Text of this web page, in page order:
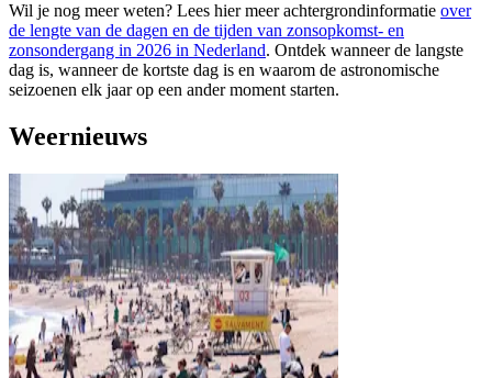
Wil je nog meer weten? Lees hier meer achtergrondinformatie over
de lengte van de dagen en de tijden van zonsopkomst- en
zonsondergang in 2026 in Nederland. Ontdek wanneer de langste
dag is, wanneer de kortste dag is en waarom de astronomische
seizoenen elk jaar op een ander moment starten.
Weernieuws